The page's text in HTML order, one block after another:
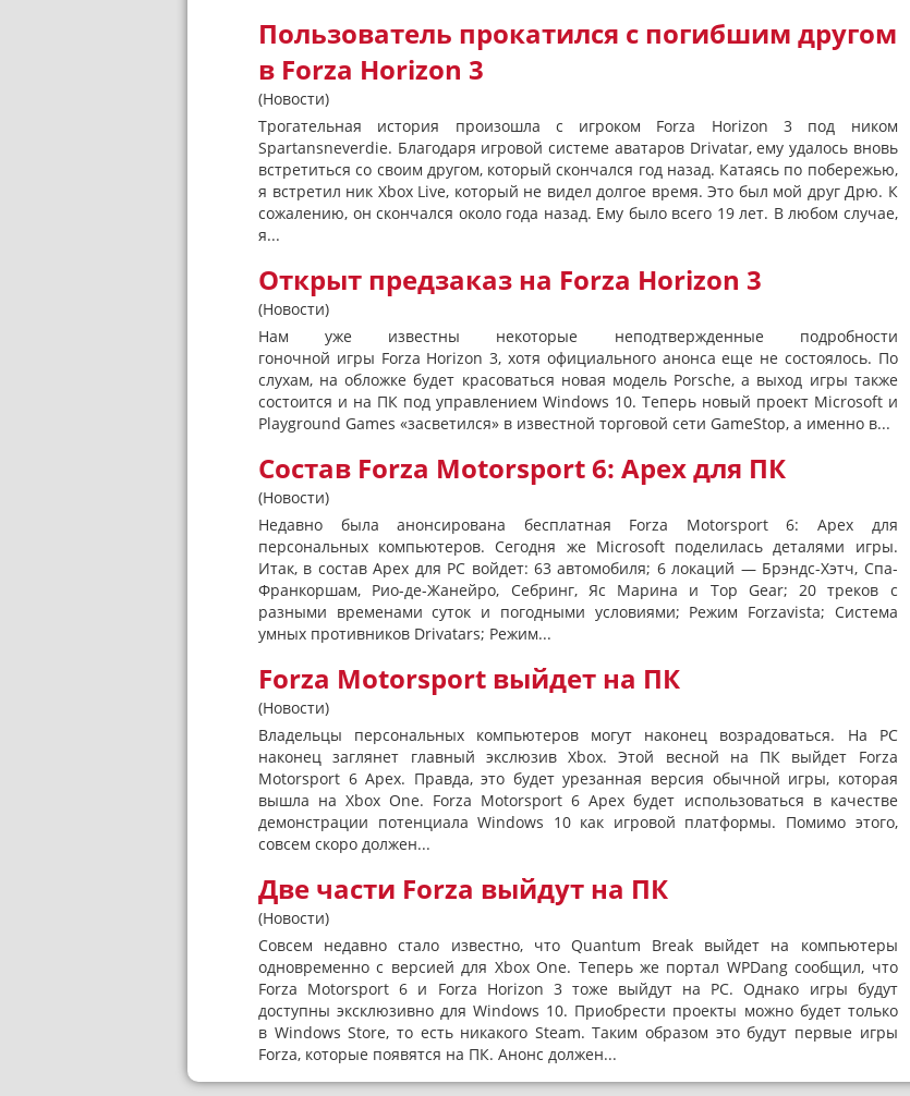
Пользователь прокатился с погибшим другом
в Forza Horizon 3
(Новости)
Трогательная история произошла с игроком Forza Horizon 3 под ником
Spartansneverdie. Благодаря игровой системе аватаров Drivatar, ему удалось вновь
встретиться со своим другом, который скончался год назад. Катаясь по побережью,
я встретил ник Xbox Live, который не видел долгое время. Это был мой друг Дрю. К
сожалению, он скончался около года назад. Ему было всего 19 лет. В любом случае,
я...
Открыт предзаказ на Forza Horizon 3
(Новости)
Нам уже известны некоторые неподтвержденные подробности
гоночной игры Forza Horizon 3, хотя официального анонса еще не состоялось. По
слухам, на обложке будет красоваться новая модель Porsche, а выход игры также
состоится и на ПК под управлением Windows 10. Теперь новый проект Microsoft и
Playground Games «засветился» в известной торговой сети GameStop, а именно в...
Состав Forza Motorsport 6: Apex для ПК
(Новости)
Недавно была анонсирована бесплатная Forza Motorsport 6: Apex для
персональных компьютеров. Сегодня же Microsoft поделилась деталями игры.
Итак, в состав Apex для PC войдет: 63 автомобиля; 6 локаций — Брэндс-Хэтч, Спа-
Франкоршам, Рио-де-Жанейро, Себринг, Яс Марина и Top Gear; 20 треков с
разными временами суток и погодными условиями; Режим Forzavista; Система
умных противников Drivatars; Режим...
Forza Motorsport выйдет на ПК
(Новости)
Владельцы персональных компьютеров могут наконец возрадоваться. На PC
наконец заглянет главный экслюзив Xbox. Этой весной на ПК выйдет Forza
Motorsport 6 Apex. Правда, это будет урезанная версия обычной игры, которая
вышла на Xbox One. Forza Motorsport 6 Apex будет использоваться в качестве
демонстрации потенциала Windows 10 как игровой платформы. Помимо этого,
совсем скоро должен...
Две части Forza выйдут на ПК
(Новости)
Совсем недавно стало известно, что Quantum Break выйдет на компьютеры
одновременно с версией для Xbox One. Теперь же портал WPDang сообщил, что
Forza Motorsport 6 и Forza Horizon 3 тоже выйдут на PC. Однако игры будут
доступны эксклюзивно для Windows 10. Приобрести проекты можно будет только
в Windows Store, то есть никакого Steam. Таким образом это будут первые игры
Forza, которые появятся на ПК. Анонс должен...